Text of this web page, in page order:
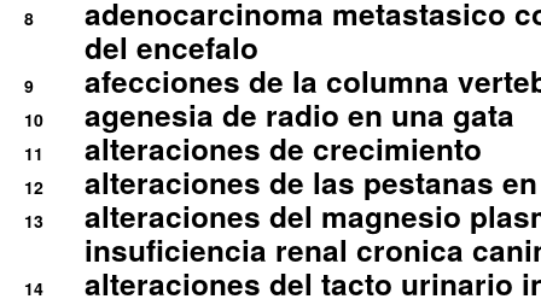
8
adenocarcinoma metastasico
del encefalo
9 afecciones de la columna
10 agenesia de radio en una gata
11 alteraciones de crecimiento
12 alteraciones de las pestanas
13
alteraciones del magnesio
insuficiencia renal cronica
14
alteraciones del tacto urinario